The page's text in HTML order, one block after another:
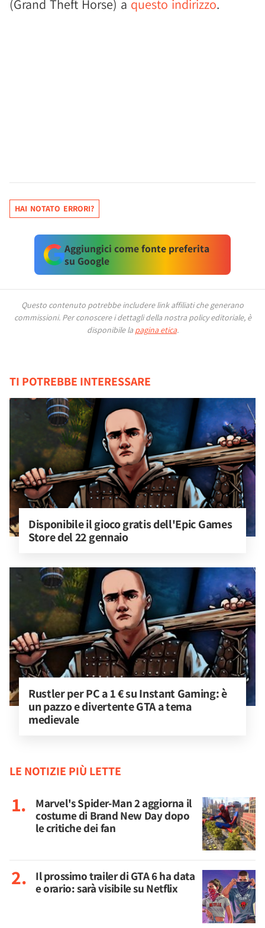
(Grand Theft Horse) a questo indirizzo.
HAI NOTATO ERRORI?
Aggiungici come fonte preferita
su Google
Questo contenuto potrebbe includere link affiliati che generano
commissioni. Per conoscere i dettagli della nostra policy editoriale, è
disponibile la pagina etica.
TI POTREBBE INTERESSARE
Disponibile il gioco gratis dell'Epic Games
Store del 22 gennaio
Rustler per PC a 1 € su Instant Gaming: è
un pazzo e divertente GTA a tema
medievale
LE NOTIZIE PIÙ LETTE
Marvel's Spider-Man 2 aggiorna il
costume di Brand New Day dopo
le critiche dei fan
Il prossimo trailer di GTA 6 ha data
e orario: sarà visibile su Netflix